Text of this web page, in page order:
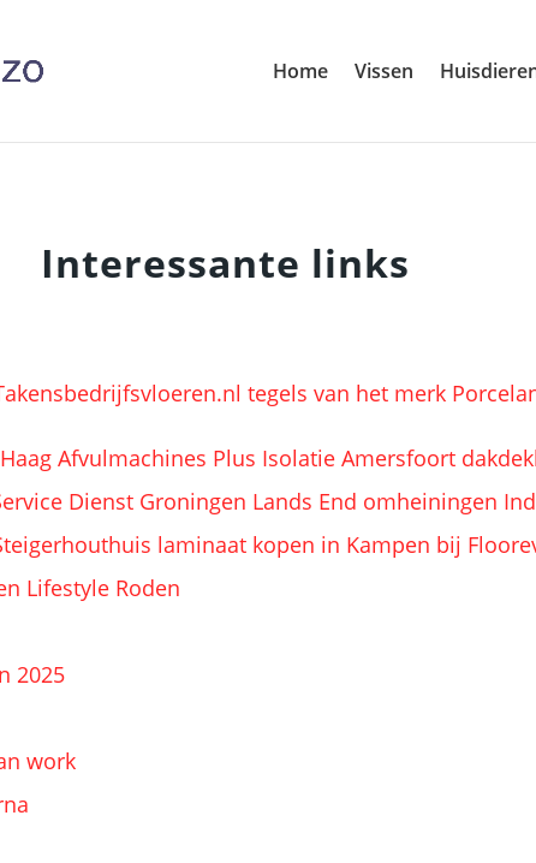
Home Vissen
Interessante links
tegels van het merk
Afvulmachines Plus Isolatie Amersfoort
Dienst Groningen Lands End omheiningen
laminaat kopen in Kampen bij
Lifestyle Roden
2025
work